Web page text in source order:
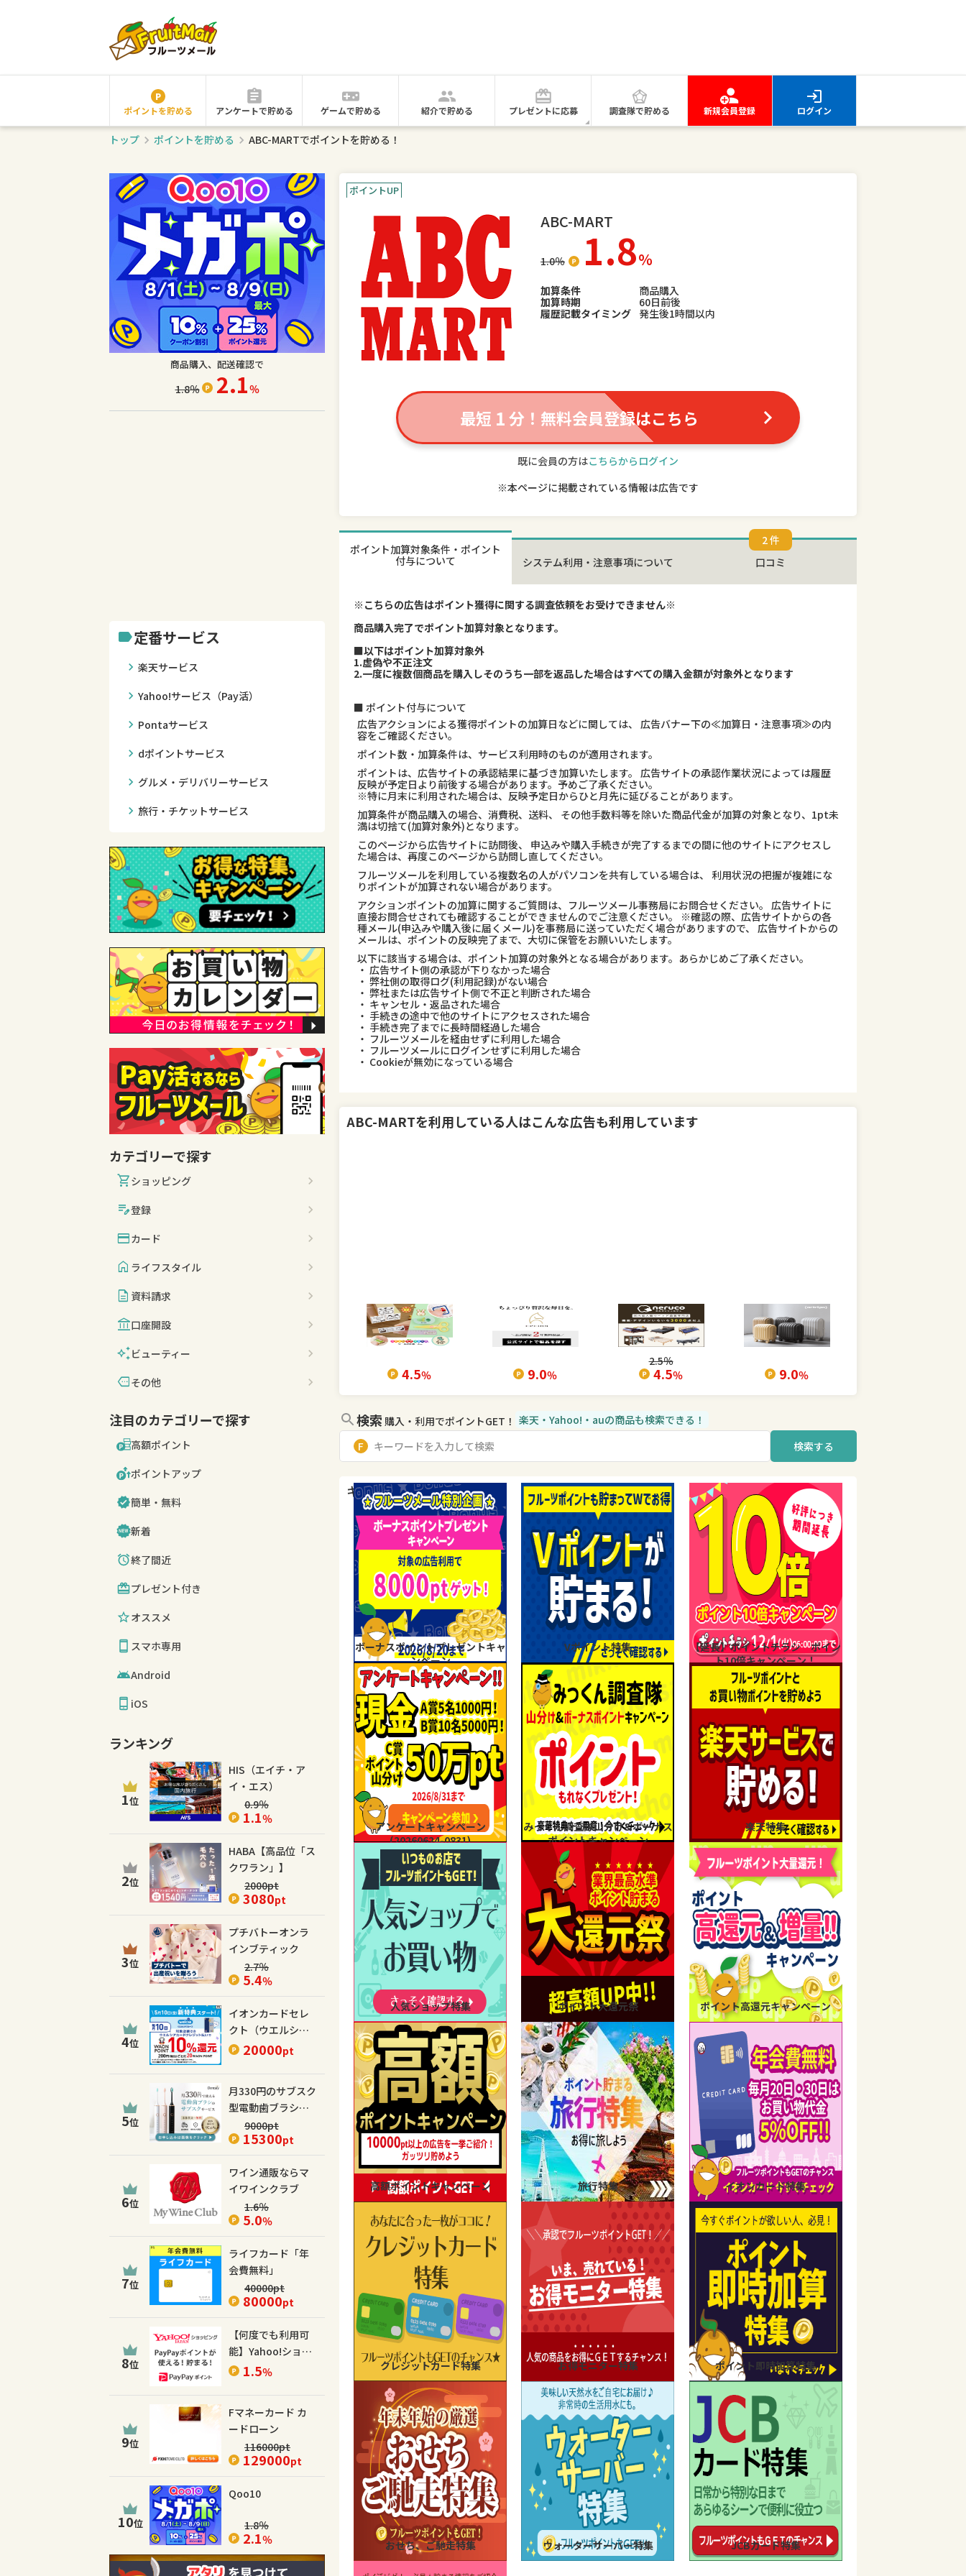
ポイントを貯める アンケートで貯める ゲームで貯める 紹介で貯める プレゼントに応募 調査隊で貯める 新規会員登録 ログイン
トップ ポイントを貯める ABC-MARTでポイントを貯める！
商品購入、配送確認で
1.8％ 2.1％
label定番サービス
chevron_right 楽天サービス
chevron_right Yahoo!サービス（Pay活）
chevron_right Pontaサービス
chevron_right dポイントサービス
chevron_right グルメ・デリバリーサービス
chevron_right 旅行・チケットサービス
カテゴリーで探す
shopping_cartショッピング
edit_note登録
credit_cardカード
home ライフスタイル
description 資料請求
account_balance口座開設
auto_awesomeビューティー
moreその他
注目のカテゴリーで探す
高額ポイント
ポイントアップ
簡単・無料
新着
終了間近
プレゼント付き
オススメ
スマホ専用
Android
iOS
ランキング
1位
HIS（エイチ・ア
イ・エス）
0.9％
1.1％
2位
HABA【高品位「ス
クワラン」】
2000pt
3080pt
3位
プチバトーオンラ
インブティック
2.7％
5.4％
4位
イオンカードセレ
クト（ウエルシア
カード）
20000pt
5位
月330円のサブスク
型電動歯ブラシ
【Dentaly】
9000pt
15300pt
6位
ワイン通販ならマ
イワインクラブ
1.6％
5.0％
7位
ライフカード「年
会費無料」
40000pt
80000pt
8位
【何度でも利用可
能】Yahoo!ショッ
ピング
1.5％
9位
Fマネーカード カ
ードローン
116000pt
129000pt
10位
Qoo10
1.8％
2.1％
ポイントUP
ABC-MART
1.0％ 1.8％
加算条件
商品購入
加算時期
60日前後
履歴記載タイミング 発生後1時間以内
最短 1分！無料会員登録はこちら
既に会員の方はこちらからログイン
※本ページに掲載されている情報は広告です
ポイント加算対象条件・ポイント
付与について
システム利用・注意事項について 口コミ
2 件
※こちらの広告はポイント獲得に関する調査依頼をお受けできません※
商品購入完了でポイント加算対象となります。
■以下はポイント加算対象外
1.虚偽や不正注文
2.一度に複数個商品を購入しそのうち一部を返品した場合はすべての購入金額が対象外となります
■ ポイント付与について
広告アクションによる獲得ポイントの加算日などに関しては、 広告バナー下の≪加算日・注意事項≫の内
容をご確認ください。
ポイント数・加算条件は、サービス利用時のものが適用されます。
ポイントは、広告サイトの承認結果に基づき加算いたします。 広告サイトの承認作業状況によっては履歴
反映が予定日より前後する場合があります。予めご了承ください。
※特に月末に利用された場合は、反映予定日からひと月先に延びることがあります。
加算条件が商品購入の場合、消費税、送料、 その他手数料等を除いた商品代金が加算の対象となり、1pt未
満は切捨て(加算対象外)となります。
このページから広告サイトに訪問後、 申込みや購入手続きが完了するまでの間に他のサイトにアクセスし
た場合は、再度このページから訪問し直してください。
フルーツメールを利用している複数名の人がパソコンを共有している場合は、 利用状況の把握が複雑にな
りポイントが加算されない場合があります。
アクションポイントの加算に関するご質問は、フルーツメール事務局にお問合せください。 広告サイトに
直接お問合せされても確認することができませんのでご注意ください。 ※確認の際、広告サイトからの各
種メール(申込みや購入後に届くメール)を事務局に送っていただく場合がありますので、 広告サイトからの
メールは、ポイントの反映完了まで、大切に保管をお願いいたします。
以下に該当する場合は、ポイント加算の対象外となる場合があります。あらかじめご了承ください。
・ 広告サイト側の承認が下りなかった場合
・ 弊社側の取得ログ(利用記録)がない場合
・ 弊社または広告サイト側で不正と判断された場合
・ キャンセル・返品された場合
・ 手続きの途中で他のサイトにアクセスされた場合
・ 手続き完了までに長時間経過した場合
・ フルーツメールを経由せずに利用した場合
・ フルーツメールにログインせずに利用した場合
・ Cookieが無効になっている場合
ABC-MARTを利用している人はこんな広告も利用しています
4.5％ 9.0％
2.5％
4.5％ 9.0％
検索 購入・利用でポイントGET！ 楽天・Yahoo!・auの商品も検索できる！
検索する
キャンペーン・特集
ボーナスポイントプレゼントキャ
ンペーン
Vポイント特集
【延長】ポイントチラシ ポイン
ト10倍キャンペーン！
アンケートキャンペーン
(20260624-0831)
みっくん調査隊山分け&ボーナス
ポイントキャンペーン
楽天特集
人気ショップ特集 ポイント大還元祭 ポイント高還元キャンペーン
高額ポイントキャンペーン 旅行特集 イオンカード特集
クレジットカード特集 お得モニター特集 ポイント即時加算特集
おせち、ご馳走特集 ウォーターサーバー特集 JCBカード特集